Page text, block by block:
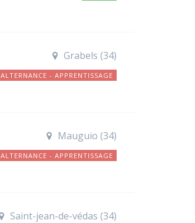
Grabels (34)
ALTERNANCE - APPRENTISSAGE
Mauguio (34)
ALTERNANCE - APPRENTISSAGE
Saint-jean-de-védas (34)